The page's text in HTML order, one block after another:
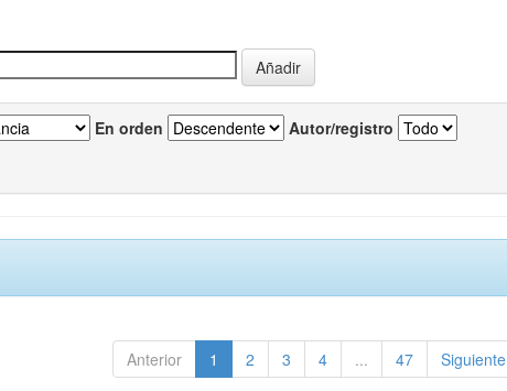
En orden Autor/registro
Anterior 1 2 3 4 ... 47 Siguiente